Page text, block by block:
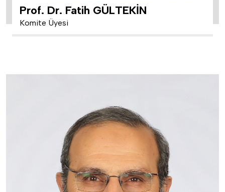
Prof. Dr. Fatih GÜLTEKİN
Komite Üyesi